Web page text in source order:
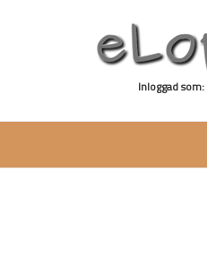
Inloggad som: